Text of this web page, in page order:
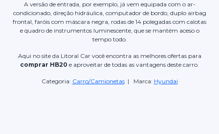
A versão de entrada, por exemplo, já vem equipada com o ar-
condicionado, direção hidráulica, computador de bordo, duplo airbag
frontal, faróis com máscara negra, rodas de 14 polegadas com calotas
e quadro de instrumentos luminescente, que se mantém aceso o
tempo todo.
Aqui no site da Litoral Car você encontra as melhores ofertas para
comprar HB20 e aproveitar de todas as vantagens deste carro.
Categoria: Carro/Camionetas| Marca: Hyundai